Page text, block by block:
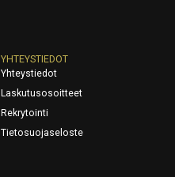
YHTEYSTIEDOT
Yhteystiedot
Laskutusosoitteet
Rekrytointi
Tietosuojaseloste